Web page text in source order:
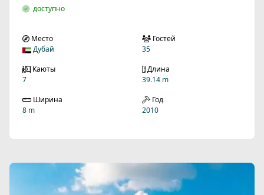
доступно
Место
Дубай
Гостей
35
Каюты
7
Длина
39.14 m
Ширина
8 m
Год
2010